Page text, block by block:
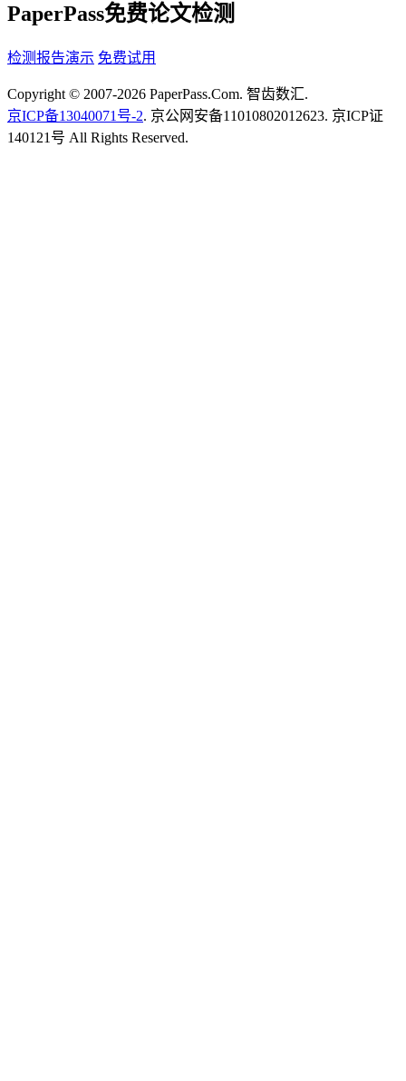
PaperPass免费论文检测
检测报告演示 免费试用
Copyright © 2007-2026 PaperPass.Com. 智齿数汇.
京ICP备13040071号-2. 京公网安备11010802012623. 京ICP证
140121号 All Rights Reserved.